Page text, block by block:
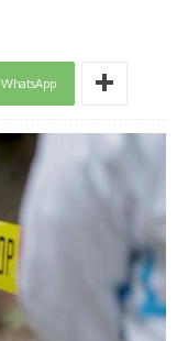
WhatsApp